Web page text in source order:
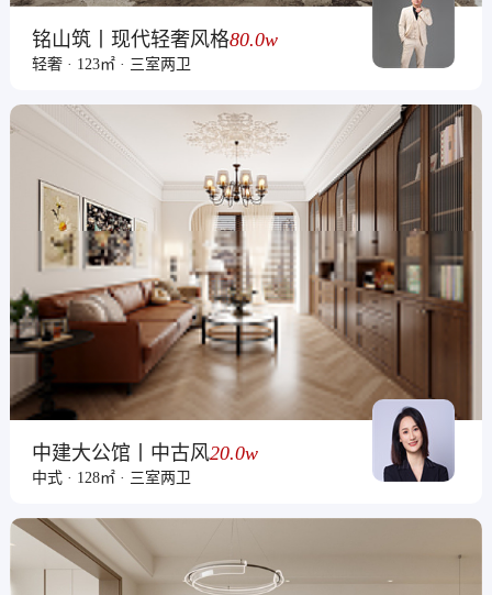
铭山筑丨现代轻奢风格80.0w
轻奢 · 123㎡ · 三室两卫
中建大公馆丨中古风20.0w
中式 · 128㎡ · 三室两卫